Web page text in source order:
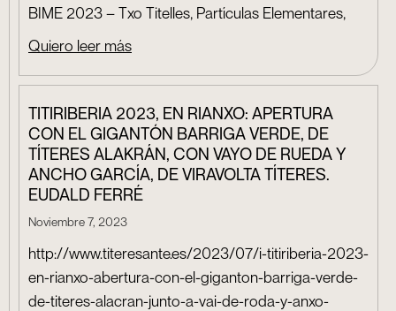
BIME 2023 – Txo Titelles, Partículas Elementares,
Quiero leer más
TITIRIBERIA 2023, EN RIANXO: APERTURA
CON EL GIGANTÓN BARRIGA VERDE, DE
TÍTERES ALAKRÁN, CON VAYO DE RUEDA Y
ANCHO GARCÍA, DE VIRAVOLTA TÍTERES.
EUDALD FERRÉ
Noviembre 7, 2023
http://www.titeresante.es/2023/07/i-titiriberia-2023-
en-rianxo-abertura-con-el-giganton-barriga-verde-
de-titeres-alacran-junto-a-vai-de-roda-y-anxo-